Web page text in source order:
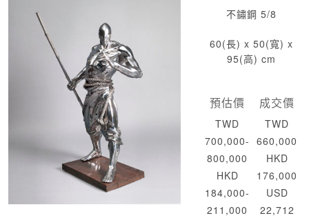
不鏽鋼 5/8
60(長) x 50(寬) x
95(高) cm
預估價
TWD
700,000-
800,000
HKD
184,000-
211,000
成交價
TWD
660,000
HKD
176,000
USD
22,712